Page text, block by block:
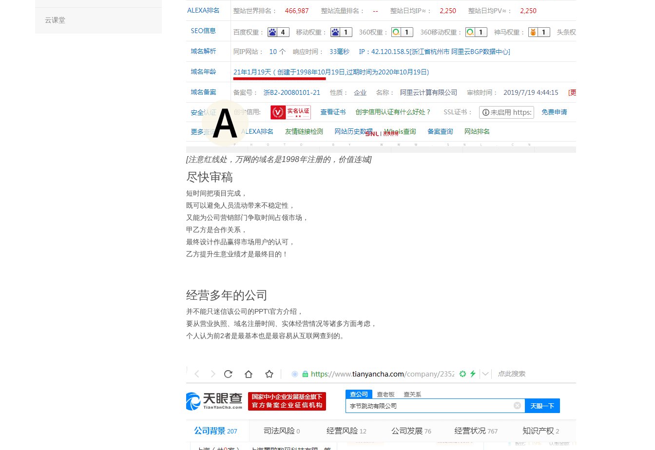
[注意红线处，万网的域名是1998年注册的，价值连城]
尽快审稿
短时间把项目完成，
既可以避免人员流动带来不稳定性，
又能为公司营销部门争取时间占领市场，
甲乙方是合作关系，
最终设计作品赢得市场用户的认可，
乙方提升生意业绩才是最终目的！
经营多年的公司
并不能只迷信该公司的PPT\官方介绍，
要从营业执照、域名注册时间、实体经营情况等诸多方面考虑，
个人认为前2者是最基本也是最容易从互联网查到的。
云课堂